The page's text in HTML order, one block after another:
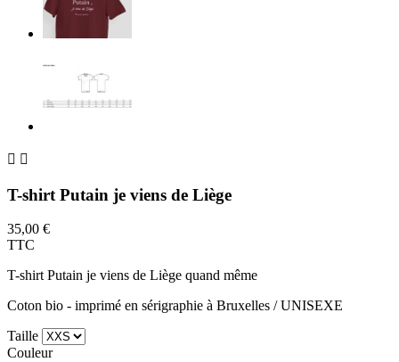
 
T-shirt Putain je viens de Liège
35,00 €
TTC
T-shirt Putain je viens de Liège quand même
Coton bio - imprimé en sérigraphie à Bruxelles / UNISEXE
Taille
Couleur